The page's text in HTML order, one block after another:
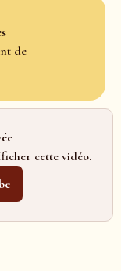
de
cette vidéo.